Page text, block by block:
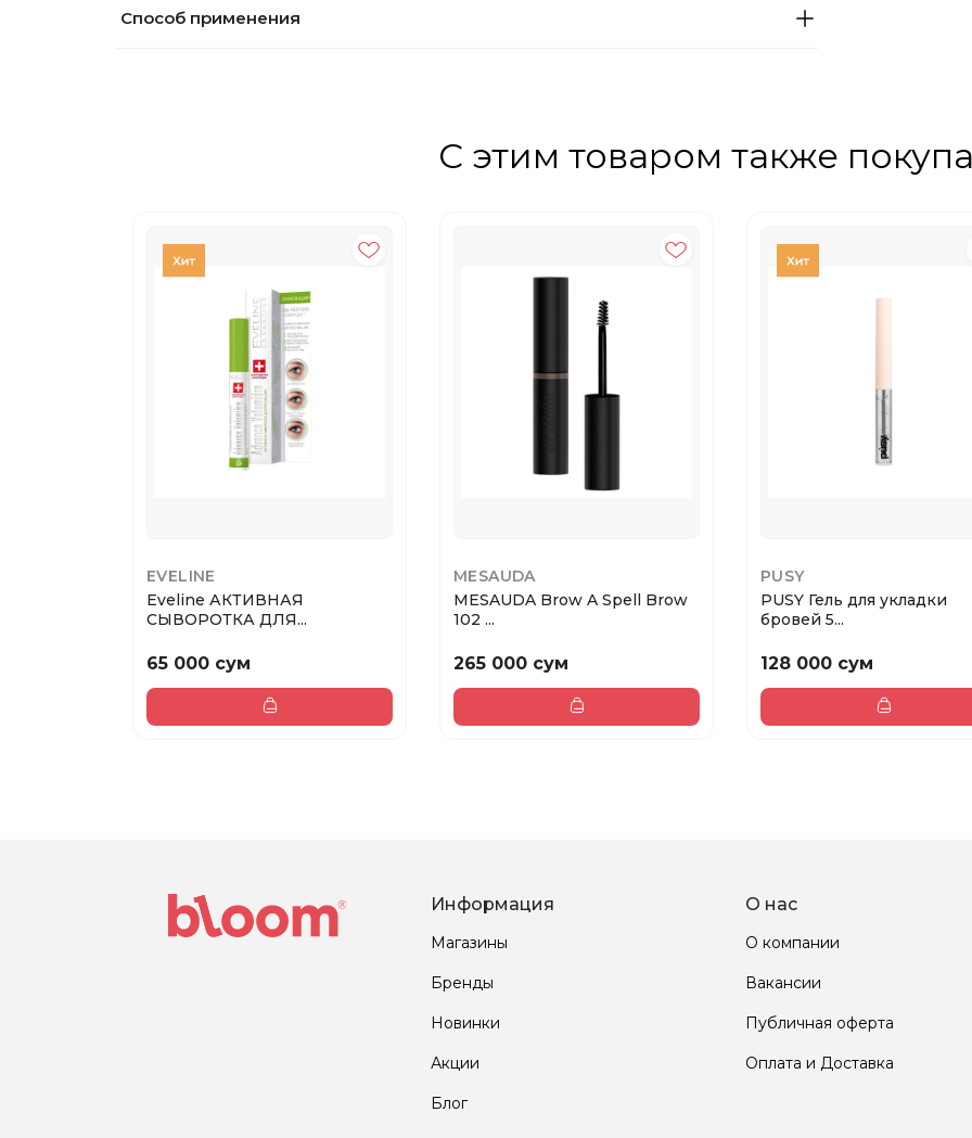
Способ применения
С этим товаром также
EVELINE
Eveline АКТИВНАЯ
СЫВОРОТКА ДЛЯ...
65 000 сум
MESAUDA
MESAUDA Brow A Spell Brow
102 ...
265 000 сум
PUSY
PUSY Гель для укладки
бровей 5...
128 000 сум
Информация
Магазины
Бренды
Новинки
Акции
Блог
О нас
О компании
Вакансии
Публичная оферта
Оплата и Доставка